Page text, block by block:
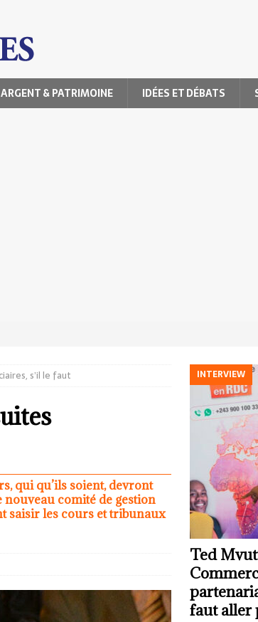
ARGENT & PATRIMOINE IDÉES ET DÉBATS
s’il le faut
qui qu’ils soient, devront
comité de gestion
saisir les cours et tribunaux
INTERVIEW
Ted
faut aller